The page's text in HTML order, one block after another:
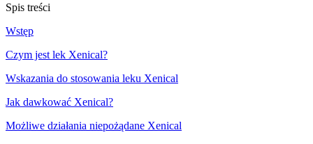
Spis treści
Wstęp
Czym jest lek Xenical?
Wskazania do stosowania leku Xenical
Jak dawkować Xenical?
Możliwe działania niepożądane Xenical